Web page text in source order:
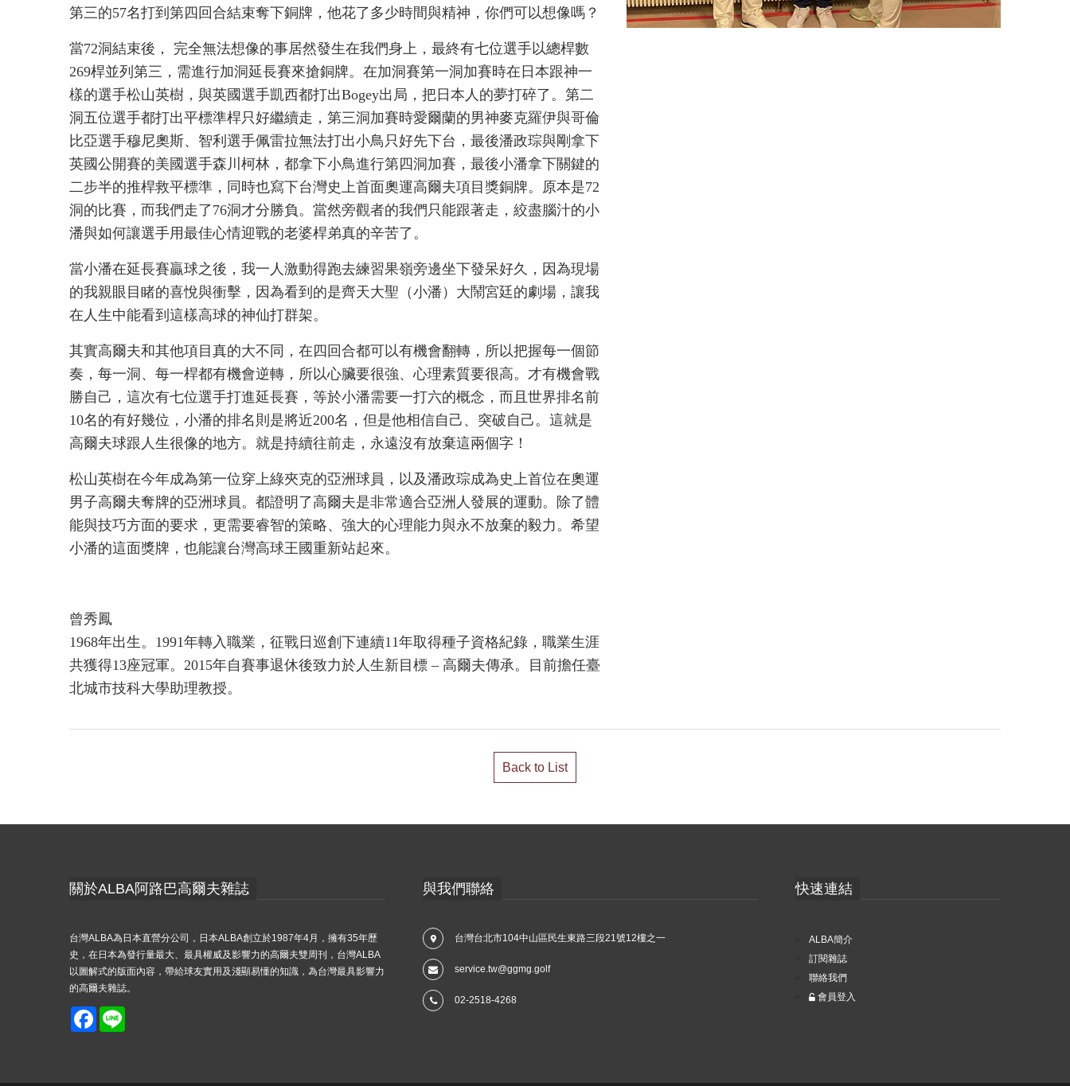
第三的57名打到第四回合結束奪下銅牌，他花了多少時間與精神，你們可以想像嗎？
當72洞結束後， 完全無法想像的事居然發生在我們身上，最終有七位選手以總桿數
269桿並列第三，需進行加洞延長賽來搶銅牌。在加洞賽第一洞加賽時在日本跟神一
樣的選手松山英樹，與英國選手凱西都打出Bogey出局，把日本人的夢打碎了。第二
洞五位選手都打出平標準桿只好繼續走，第三洞加賽時愛爾蘭的男神麥克羅伊與哥倫
比亞選手穆尼奧斯、智利選手佩雷拉無法打出小鳥只好先下台，最後潘政琮與剛拿下
英國公開賽的美國選手森川柯林，都拿下小鳥進行第四洞加賽，最後小潘拿下關鍵的
二步半的推桿救平標準，同時也寫下台灣史上首面奧運高爾夫項目獎銅牌。原本是72
洞的比賽，而我們走了76洞才分勝負。當然旁觀者的我們只能跟著走，絞盡腦汁的小
潘與如何讓選手用最佳心情迎戰的老婆桿弟真的辛苦了。
當小潘在延長賽贏球之後，我一人激動得跑去練習果嶺旁邊坐下發呆好久，因為現場
的我親眼目睹的喜悅與衝擊，因為看到的是齊天大聖（小潘）大鬧宮廷的劇場，讓我
在人生中能看到這樣高球的神仙打群架。
其實高爾夫和其他項目真的大不同，在四回合都可以有機會翻轉，所以把握每一個節
奏，每一洞、每一桿都有機會逆轉，所以心臟要很強、心理素質要很高。才有機會戰
勝自己，這次有七位選手打進延長賽，等於小潘需要一打六的概念，而且世界排名前
10名的有好幾位，小潘的排名則是將近200名，但是他相信自己、突破自己。這就是
高爾夫球跟人生很像的地方。就是持續往前走，永遠沒有放棄這兩個字！
松山英樹在今年成為第一位穿上綠夾克的亞洲球員，以及潘政琮成為史上首位在奧運
男子高爾夫奪牌的亞洲球員。都證明了高爾夫是非常適合亞洲人發展的運動。除了體
能與技巧方面的要求，更需要睿智的策略、強大的心理能力與永不放棄的毅力。希望
小潘的這面獎牌，也能讓台灣高球王國重新站起來。
曾秀鳳
1968年出生。1991年轉入職業，征戰日巡創下連續11年取得種子資格紀錄，職業生涯
共獲得13座冠軍。2015年自賽事退休後致力於人生新目標 – 高爾夫傳承。目前擔任臺
北城市技科大學助理教授。
Back to List
關於ALBA阿路巴高爾夫雜誌
台灣ALBA為日本直營分公司，日本ALBA創立於1987年4月，擁有35年歷
史，在日本為發行量最大、最具權威及影響力的高爾夫雙周刊，台灣ALBA
以圖解式的版面內容，帶給球友實用及淺顯易懂的知識，為台灣最具影響力
的高爾夫雜誌。
Facebook
與我們聯絡
台灣台北市104中山區民生東路三段21號12樓之一
service.tw@ggmg.golf
02-2518-4268
快速連結
ALBA簡介
訂閱雜誌
聯絡我們
會員登入